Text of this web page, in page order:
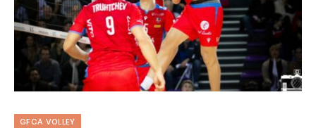
GFCA VOLLEY